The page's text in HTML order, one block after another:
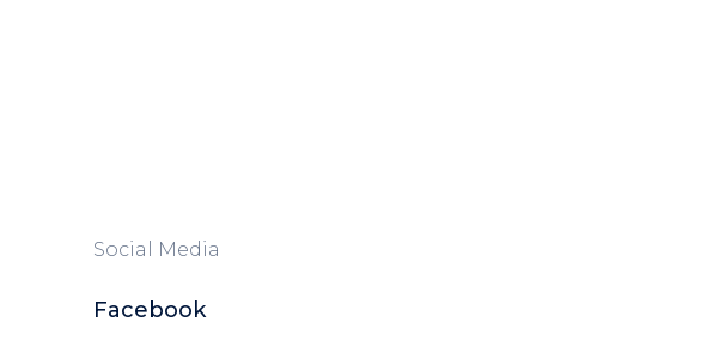
Social Media
Facebook